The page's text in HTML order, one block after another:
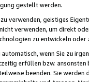
gestellt werden.
verwenden, geistiges
verwenden, um direkt
zu entwickeln
wenn Sie zu
erfüllen bzw. ansonsten
beenden. Sie werden